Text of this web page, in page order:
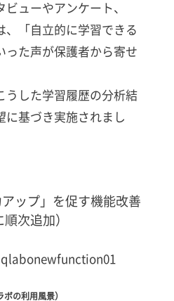
ューやアンケート、
、「自立的に学習できる
った声が保護者から寄せ
うした学習履歴の分析結
に基づき実施されまし
ップ」を促す機能改善
順次追加）
ボの利用風景）